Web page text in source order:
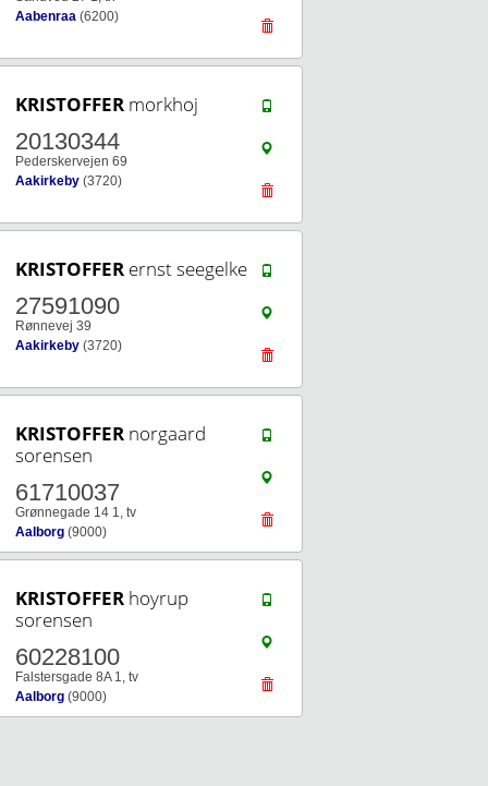
Aabenraa (6200)
KRISTOFFER morkhoj
20130344
Pederskervejen 69
Aakirkeby (3720)
KRISTOFFER ernst seegelke
27591090
Rønnevej 39
Aakirkeby (3720)
KRISTOFFER norgaard
sorensen
61710037
Grønnegade 14 1, tv
Aalborg (9000)
KRISTOFFER hoyrup
sorensen
60228100
Falstersgade 8A 1, tv
Aalborg (9000)